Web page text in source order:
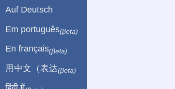
Auf Deutsch
Em português(βeta)
En français(βeta)
用中文（表达(βeta)